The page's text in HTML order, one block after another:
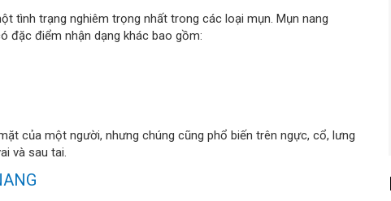
tình trạng nghiêm trọng nhất trong các loại mụn. Mụn nang
đặc điểm nhận dạng khác bao gồm:
của một người, nhưng chúng cũng phổ biến trên ngực, cổ, lưng
và sau tai.